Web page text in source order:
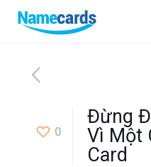
0
Đừng
Vì Một
Card